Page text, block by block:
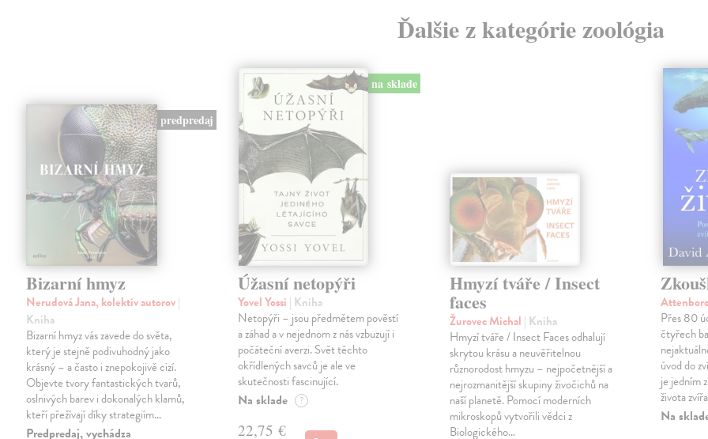
Ďalšie z kategórie zoológia
predpredaj
Bizarní hmyz
Nerudová Jana, kolektív autorov|
Kniha
Bizarní hmyz vás zavede do světa,
který je stejně podivuhodný jako
krásný – a často i znepokojivě cizí.
Objevte tvory fantastických tvarů,
oslnivých barev i dokonalých klamů,
kteří přežívají díky strategiím…
Predpredaj, vychádza
na sklade
Úžasní netopýři
Yovel Yossi | Kniha
Netopýři – jsou předmětem pověstí
a záhad a v nejednom z nás vzbuzují i
počáteční averzi. Svět těchto
okřídlených savců je ale ve
skutečnosti fascinující.
Na sklade ?
22,75 €
Hmyzí tváře / Insect
faces
Žurovec Michal | Kniha
Hmyzí tváře / Insect Faces odhalují
skrytou krásu a neuvěřitelnou
různorodost hmyzu – nejpočetnější a
nejrozmanitější skupiny živočichů na
naší planetě. Pomocí moderních
mikroskopů vytvořili vědci z
Biologického…
Přes 80
čtyřech
úvod do
je jedním
života
Na